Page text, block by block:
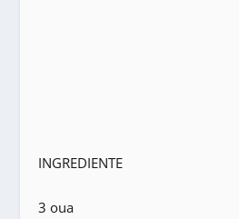
INGREDIENTE
3 oua